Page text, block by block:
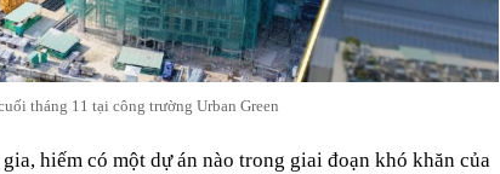
tháng 11 tại công trường Urban Green
hiếm có một dự án nào trong giai đoạn khó khăn của